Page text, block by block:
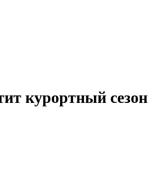
курортный сезон